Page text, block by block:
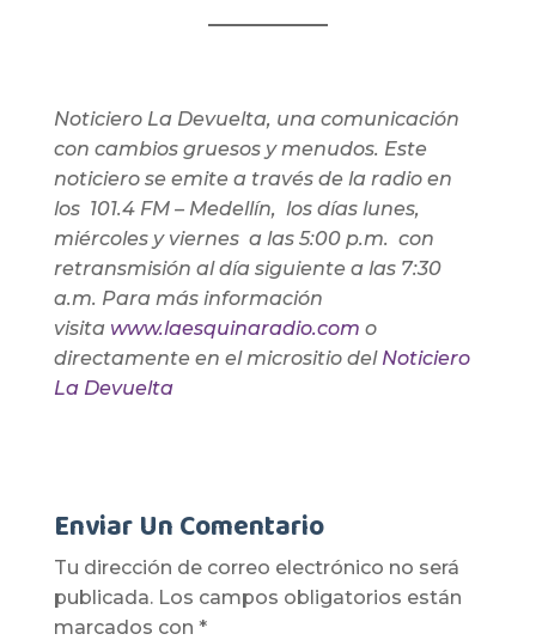
Noticiero La Devuelta, una comunicación
con cambios gruesos y menudos. Este
noticiero se emite a través de la radio en
los 101.4 FM – Medellín, los días lunes,
miércoles y viernes a las 5:00 p.m. con
retransmisión al día siguiente a las 7:30
a.m. Para más información
visita www.laesquinaradio.com o
directamente en el micrositio del Noticiero
La Devuelta
Enviar Un Comentario
Tu dirección de correo electrónico no será
publicada. Los campos obligatorios están
marcados con *